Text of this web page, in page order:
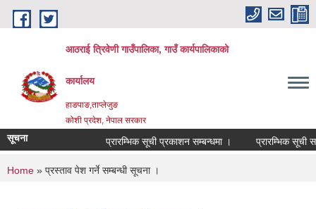
Skip to main content
आठराई त्रिवेणी गाउँपालिका, गाउँ कार्यपालिकाको
कार्यालय
हाङपाङ,ताप्लेजुङ
कोशी प्रदेश, नेपाल सरकार
सूचना प्रारम्भिक सूची प्रकाशन सम्बन्धमा । प्रारम्भिक सूची
You are here
Home » प्रस्ताव पेश गर्ने सम्बन्धी सूचना ।